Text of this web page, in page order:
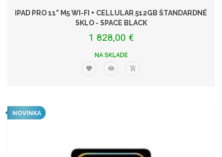
IPAD PRO 11" M5 WI-FI + CELLULAR 512GB ŠTANDARDNÉ
SKLO - SPACE BLACK
1 828,00 €
NA SKLADE
NOVINKA